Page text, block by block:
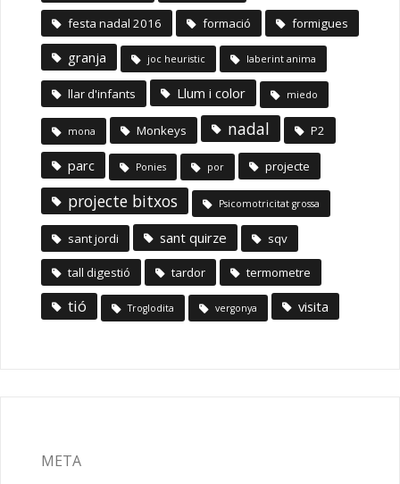
festa nadal 2016 formació formigues
granja joc heuristic laberint anima
llar d'infants Llum i color miedo
mona Monkeys nadal P2
parc Ponies por projecte
projecte bitxos Psicomotricitat grossa
sant jordi sant quirze sqv
tall digestió tardor termometre
tió Troglodita vergonya visita
META